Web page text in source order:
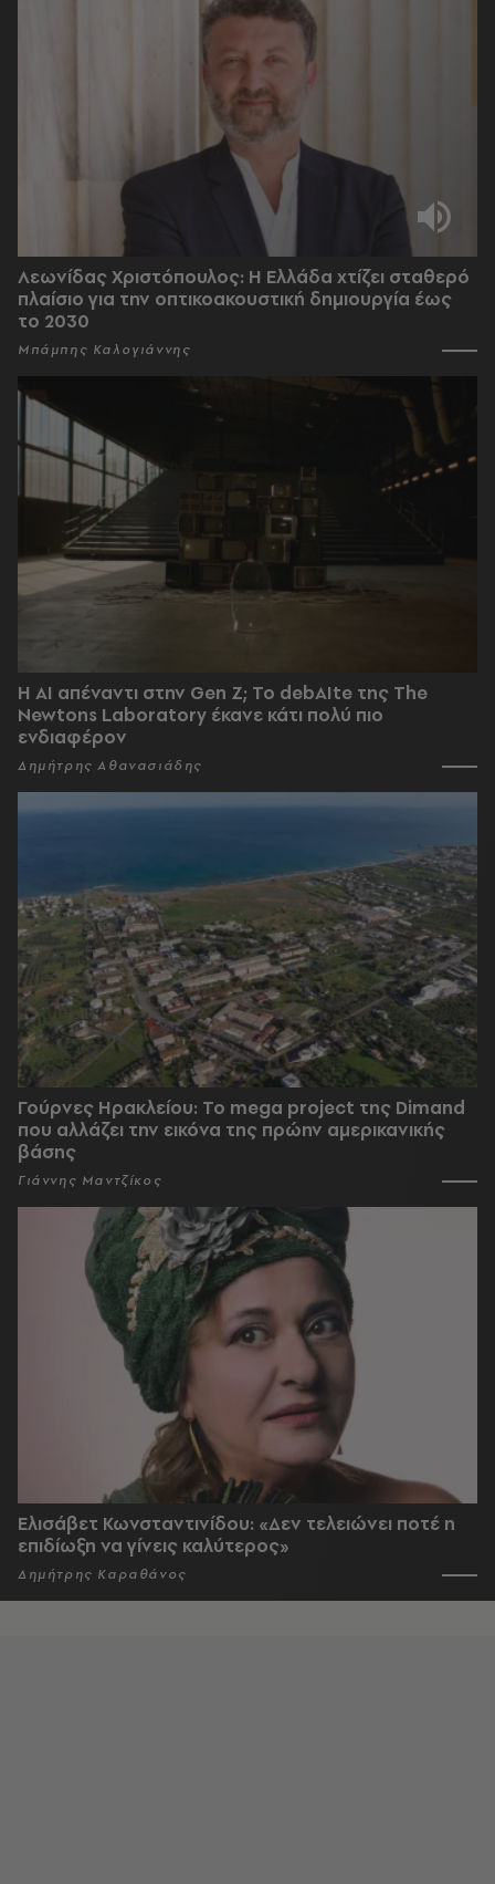
Λεωνίδας Χριστόπουλος: Η Ελλάδα χτίζει σταθερό
πλαίσιο για την οπτικοακουστική δημιουργία έως
το 2030
Μπάμπης Καλογιάννης
Η AI απέναντι στην Gen Z; Το debAIte της The
Newtons Laboratory έκανε κάτι πολύ πιο
ενδιαφέρον
Δημήτρης Αθανασιάδης
Γούρνες Ηρακλείου: To mega project της Dimand
που αλλάζει την εικόνα της πρώην αμερικανικής
βάσης
Γιάννης Μαντζίκος
Ελισάβετ Κωνσταντινίδου: «Δεν τελειώνει ποτέ η
επιδίωξη να γίνεις καλύτερος»
Δημήτρης Καραθάνος